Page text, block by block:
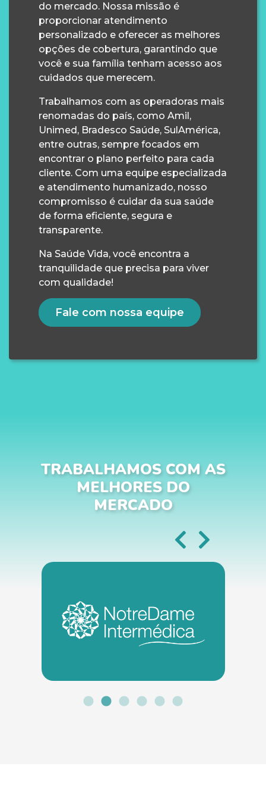
do mercado. Nossa missão é
proporcionar atendimento
personalizado e oferecer as melhores
opções de cobertura, garantindo que
você e sua família tenham acesso aos
cuidados que merecem.
Trabalhamos com as operadoras mais
renomadas do país, como Amil,
Unimed, Bradesco Saúde, SulAmérica,
entre outras, sempre focados em
encontrar o plano perfeito para cada
cliente. Com uma equipe especializada
e atendimento humanizado, nosso
compromisso é cuidar da sua saúde
de forma eficiente, segura e
transparente.
Na Saúde Vida, você encontra a
tranquilidade que precisa para viver
com qualidade!
Fale com nossa equipe
TRABALHAMOS COM AS
MELHORES DO
MERCADO